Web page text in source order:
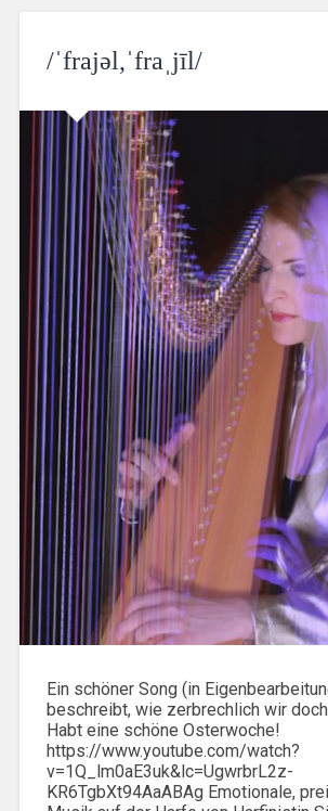
/ˈfrajəl,ˈfraˌjīl/
Ein schöner Song (in
beschreibt, wie zerbrechlich wir
Habt eine schöne Osterwoche!
https://www.youtube.com/watch?
v=1Q_lm0aE3uk&lc=UgwrbrL2z-
KR6TgbXt94AaABAg Emotionale,